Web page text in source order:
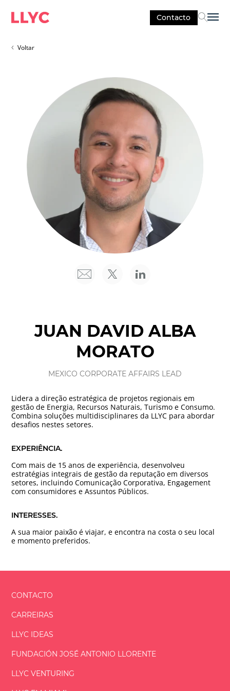
Contacto
Voltar
JUAN DAVID ALBA
MORATO
MEXICO CORPORATE AFFAIRS LEAD
Lidera a direção estratégica de projetos regionais em
gestão de Energia, Recursos Naturais, Turismo e Consumo.
Combina soluções multidisciplinares da LLYC para abordar
desafios nestes setores.
EXPERIÊNCIA.
Com mais de 15 anos de experiência, desenvolveu
estratégias integrais de gestão da reputação em diversos
setores, incluindo Comunicação Corporativa, Engagement
com consumidores e Assuntos Públicos.
INTERESSES.
A sua maior paixão é viajar, e encontra na costa o seu local
e momento preferidos.
CONTACTO
CARREIRAS
LLYC IDEAS
FUNDACIÓNJOSÉ ANTONIO LLORENTE
LLYC VENTURING